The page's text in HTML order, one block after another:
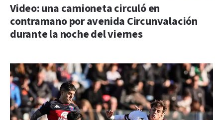
Video: una camioneta circuló en
contramano por avenida Circunvalación
durante la noche del viernes